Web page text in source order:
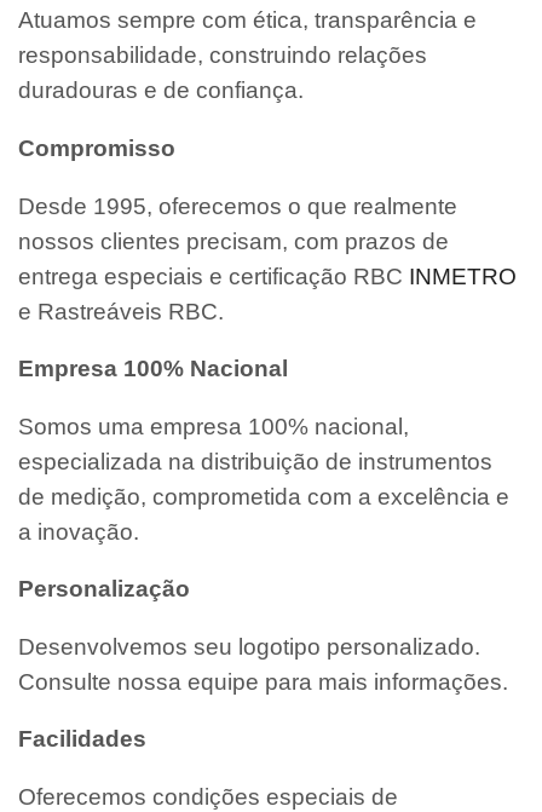
Atuamos sempre com ética, transparência e
responsabilidade, construindo relações
duradouras e de confiança.
Compromisso
Desde 1995, oferecemos o que realmente
nossos clientes precisam, com prazos de
entrega especiais e certificação RBC INMETRO
e Rastreáveis RBC.
Empresa 100% Nacional
Somos uma empresa 100% nacional,
especializada na distribuição de instrumentos
de medição, comprometida com a excelência e
a inovação.
Personalização
Desenvolvemos seu logotipo personalizado.
Consulte nossa equipe para mais informações.
Facilidades
Oferecemos condições especiais de